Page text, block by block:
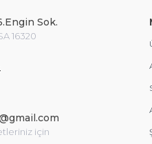
Sok.
16320
için